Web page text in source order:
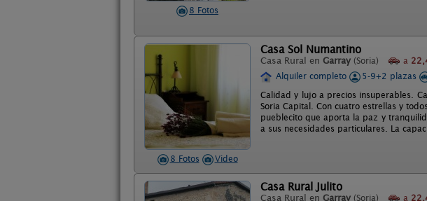
8 Fotos
8 Fotos Video
Casa Sol Numantino
Casa Rural en Garray (Soria) a
Alquiler completo
5-9+2 plazas
Calidad y lujo a precios insuperables.
Soria Capital. Con cuatro estrellas y
pueblecito que aporta la paz y
a sus necesidades particulares. La
Casa Rural Julito
Casa Rural en Garray (Soria) a